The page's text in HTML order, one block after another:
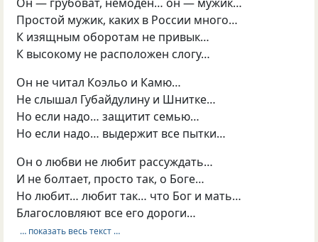
Простой мужик, каких в России много…
К изящным оборотам не привык…
К высокому не расположен слогу…
Он не читал Коэльо и Камю…
Не слышал Губайдулину и Шнитке…
Но если надо… защитит семью…
Но если надо… выдержит все пытки…
Он о любви не любит рассуждать…
И не болтает, просто так, о Боге…
Но любит… любит так… что Бог и мать…
Благословляют все его дороги…
… показать весь текст …